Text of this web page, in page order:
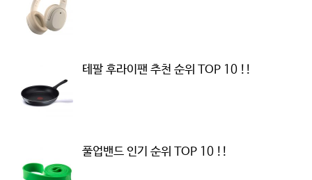
테팔 후라이팬 추천 순위 TOP 10 !!
풀업밴드 인기 순위 TOP 10 !!